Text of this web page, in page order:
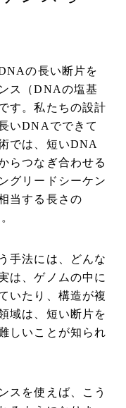
の長い断片を
ス（DNAの塩基
す。私たちの設計
いDNAでできて
では、短いDNA
らつなぎ合わせる
グリードシーケン
当する長さの
手法には、どんな
は、ゲノムの中に
いたり、構造が複
域は、短い断片を
しいことが知られ
スを使えば、こう